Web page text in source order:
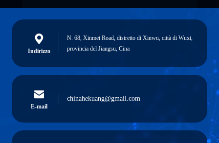
Indirizzo
N. 68, Xinmei Road, distretto di Xinwu, città di Wuxi,
provincia del Jiangsu, Cina
E-mail
chinahekuang@gmail.com